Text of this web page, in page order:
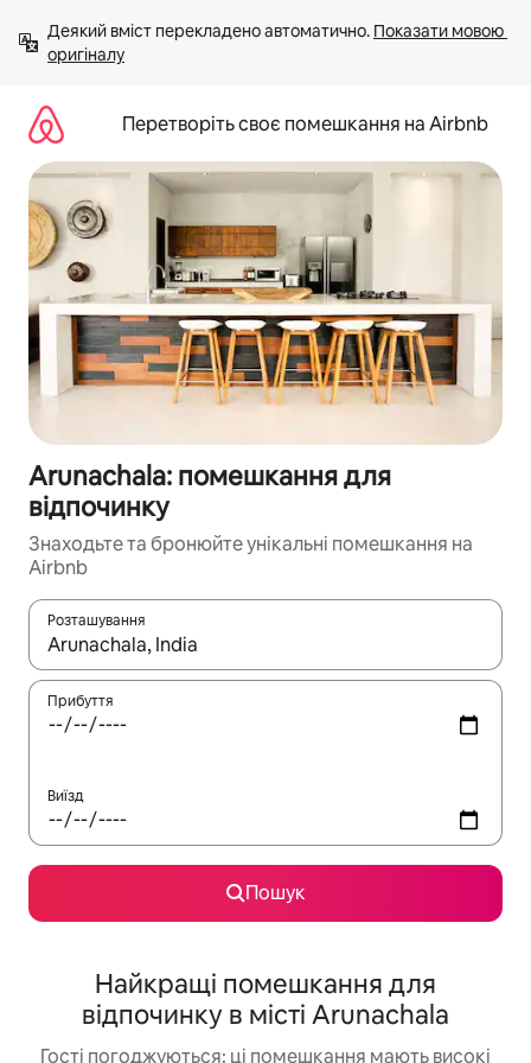
вмісту
Деякий вміст перекладено автоматично. Показати мовою
оригіналу
Перетворіть своє помешкання на Airbnb
Arunachala: помешкання для
відпочинку
Знаходьте та бронюйте унікальні помешкання на
Airbnb
Розташування
Отримавши результати пошуку, використовуйте для
Прибуття
Виїзд
Пошук
Найкращі помешкання для
відпочинку в місті Arunachala
Гості погоджуються: ці помешкання мають високі